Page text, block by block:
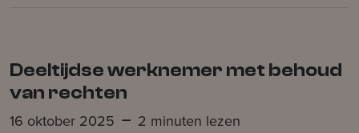
Deeltijdse werknemer met behoud
van rechten
16 oktober 2025
2 minuten lezen